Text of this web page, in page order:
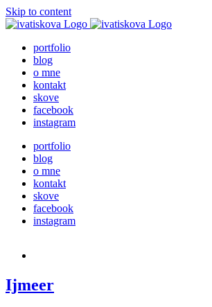
Skip to content
portfolio
blog
o mne
kontakt
skove
facebook
instagram
portfolio
blog
o mne
kontakt
skove
facebook
instagram
Ijmeer